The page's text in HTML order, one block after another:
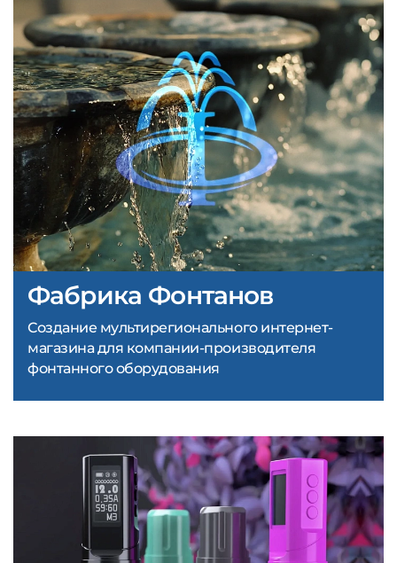
Фабрика Фонтанов
Создание мультирегионального интернет-
магазина для компании-производителя
фонтанного оборудования